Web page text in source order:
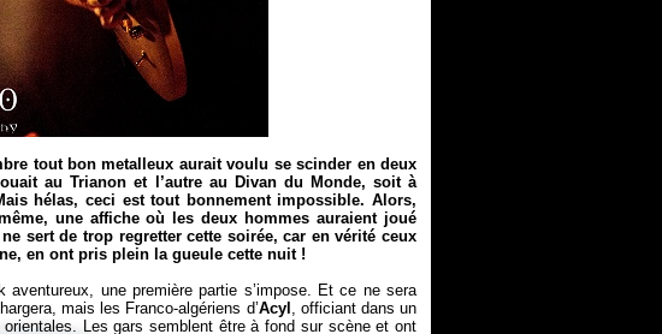
tout bon metalleux aurait voulu se scinder en deux
au Trianon et l’autre au Divan du Monde, soit à
hélas, ceci est tout bonnement impossible. Alors,
une affiche où les deux hommes auraient joué
sert de trop regretter cette soirée, car en vérité ceux
en ont pris plein la gueule cette nuit !
une première partie s’impose. Et ce ne sera
mais les Franco-algériens d’Acyl , officiant dans un
Les gars semblent être à fond sur scène et ont